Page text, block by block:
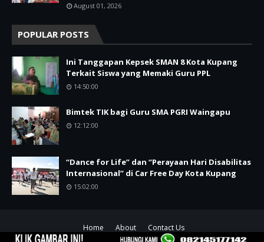
August 01, 2026
POPULAR POSTS
Ini Tanggapan Kepsek SMAN 8 Kota Kupang
Terkait Siswa yang Memaki Guru PPL
14:50:00
Bimtek TIK bagi Guru SMA PGRI Waingapu
12:12:00
“Dance for Life” dan “Perayaan Hari Disabilitas
Internasional” di Car Free Day Kota Kupang
15:02:00
Home About
Contact Us